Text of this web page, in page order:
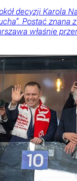
decyzji Karola
Postać znana
właśnie